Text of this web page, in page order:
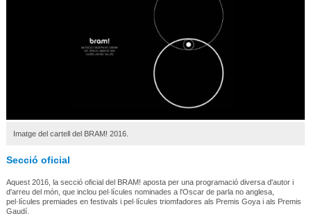
Imatge del cartell del BRAM! 2016.
Secció oficial
Aquest 2016, la secció oficial del BRAM! aposta per una programació diversa d'autor i
d'arreu del món, que inclou pel·lícules nominades a l'Oscar de parla no anglesa,
pel·lícules premiades en festivals i pel·lícules triomfadores als Premis Goya i als Premis
Gaudí.